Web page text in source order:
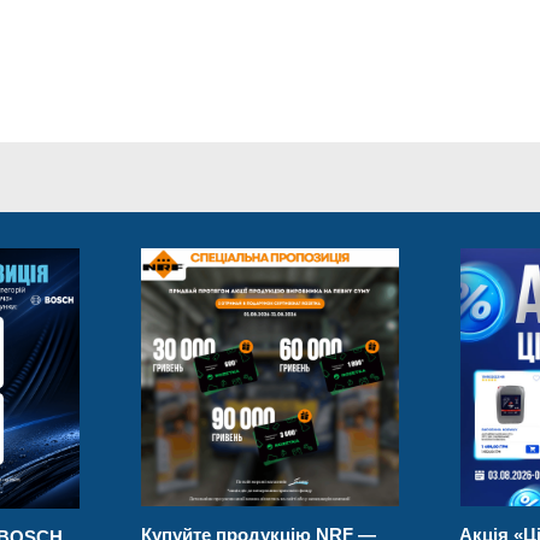
Купуйте продукцію NRF —
Акція «Ціна